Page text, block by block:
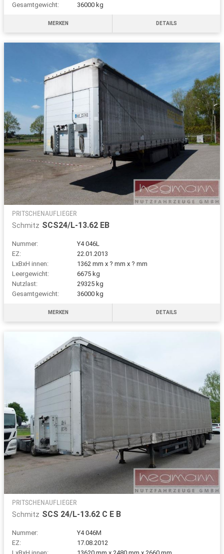
Gesamtgewicht:
36000 kg
MERKEN DETAILS
PRITSCHENAUFLIEGER
Schmitz SCS24/L-13.62 EB
Nummer:
Y4 046L
EZ:
22.01.2013
LxBxH innen:
1362 mm x ? mm x ? mm
Leergewicht:
6675 kg
Nutzlast:
29325 kg
Gesamtgewicht:
36000 kg
MERKEN DETAILS
PRITSCHENAUFLIEGER
Schmitz SCS 24/L-13.62 C E B
Nummer:
Y4 046M
EZ:
17.08.2012